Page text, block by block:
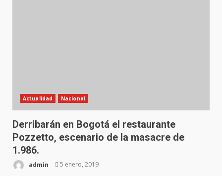
Actualidad Nacional
Derribarán en Bogotá el restaurante
Pozzetto, escenario de la masacre de
1.986.
admin 5 enero, 2019